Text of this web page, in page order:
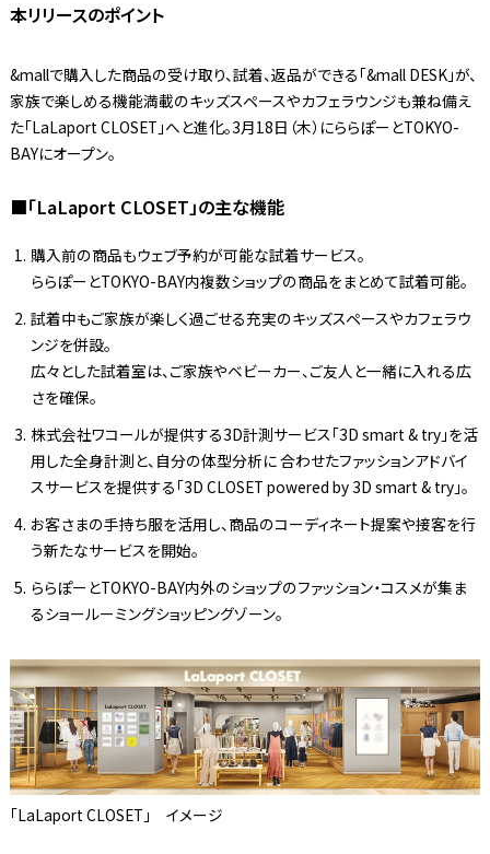
本リリースのポイント
&mallで購入した商品の受け取り、試着、返品ができる「&mall DESK」が、
家族で楽しめる機能満載のキッズスペースやカフェラウンジも兼ね備え
た「LaLaport CLOSET」へと進化。3月18日（木）にららぽーとTOKYO-
BAYにオープン。
■「LaLaport CLOSET」の主な機能
購入前の商品もウェブ予約が可能な試着サービス。
ららぽーとTOKYO-BAY内複数ショップの商品をまとめて試着可能。
試着中もご家族が楽しく過ごせる充実のキッズスペースやカフェラウ
ンジを併設。
広々とした試着室は、ご家族やベビーカー、ご友人と一緒に入れる広
さを確保。
株式会社ワコールが提供する3D計測サービス「3D smart & try」を活
用した全身計測と、自分の体型分析に 合わせたファッションアドバイ
スサービスを提供する「3D CLOSET powered by 3D smart & try」。
お客さまの手持ち服を活用し、商品のコーディネート提案や接客を行
う新たなサービスを開始。
ららぽーとTOKYO-BAY内外のショップのファッション・コスメが集ま
るショールーミングショッピングゾーン。
「LaLaport CLOSET」 イメージ